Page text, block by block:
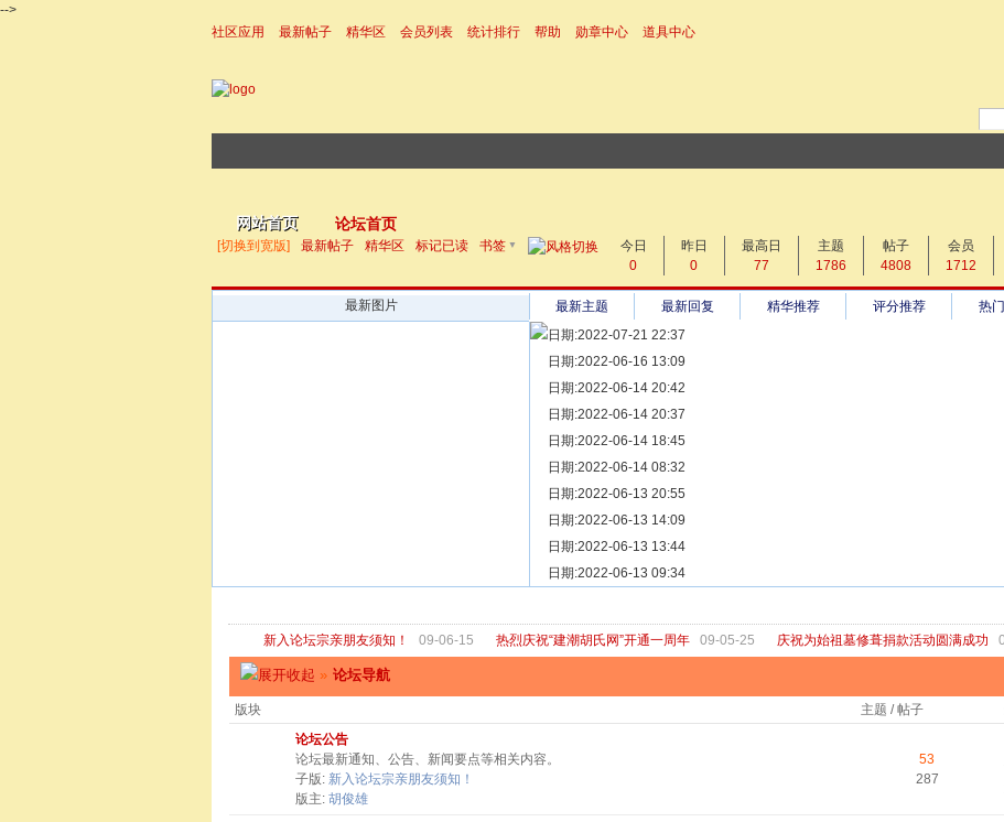
-->
社区应用
最新帖子 精华区 会员列表 统计排行 帮助 勋章中心
道具中心
网站首页 论坛首页
帖子 搜 索
热搜：
[切换到宽版] 最新帖子 精华区 标记已读 书签 ▼
今日
0
昨日
0
最高日
77
主题
1786
帖子
4808
会员
1712
最新图片 最新主题 最新回复 精华推荐 评分推荐 热
日期:2022-07-21 22:37
[ 宗亲新闻 ] 同为宗亲，血脉相连——记陆丰碣石宗亲到祖家京陇居地探亲问祖
日期:2022-06-16 13:09
[ 族谱知识 ] 漫话辈份
日期:2022-06-14 20:42
[ 族谱知识 ] 修族谱的用字规范与说明
日期:2022-06-14 20:37
[ 族谱知识 ] 一元等于多少年？
日期:2022-06-14 18:45
[ 散文随笔 ] 写给远在天堂的父亲——胡棉创
日期:2022-06-14 08:32
[ 宗亲新闻 ] 关于“金鸡落洋”祖坟复原修缮的倡议
日期:2022-06-13 20:55
[ 庙堂宗祠 ] 洽礼祖祠
日期:2022-06-13 14:09
[ 庙堂宗祠 ] 京华胡氏二世祖祠
日期:2022-06-13 13:44
[ 庙堂宗祠 ] 祖祠、家庙
日期:2022-06-13 09:34
新入论坛宗亲朋友须知！ 09-06-15 热烈庆祝“建潮胡氏网”开通一周年 09-05-25 庆祝为始祖墓修葺捐款活动圆满成功
» 论坛导航
版块 主题 / 帖子
论坛公告
论坛最新通知、公告、新闻要点等相关内容。
子版: 新入论坛宗亲朋友须知！
版主: 胡俊雄
53
287